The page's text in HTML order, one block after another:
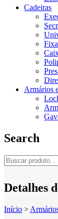
Cadeiras
Armários
Search
Detalhes
Início >